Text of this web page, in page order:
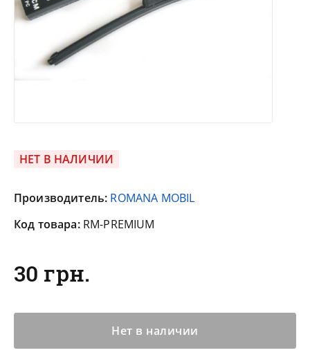
НЕТ В НАЛИЧИИ
Производитель: ROMANA MOBIL
Код товара: RM-PREMIUM
30 грн.
Нет в наличии